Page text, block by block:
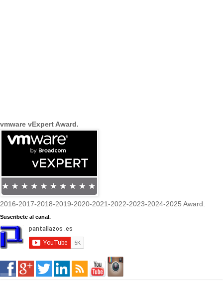
vmware vExpert Award.
2016-2017-2018-2019-2020-2021-2022-2023-2024-2025 Award.
Suscribete al canal.